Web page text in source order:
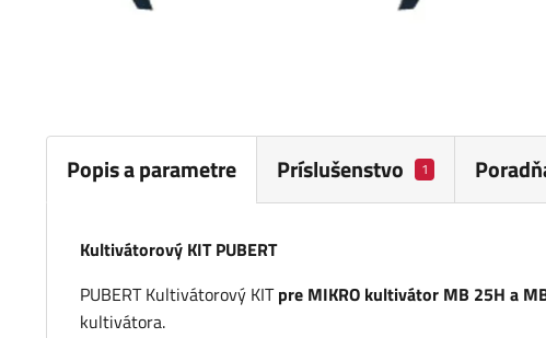
Popis a parametre Príslušenstvo 1
Kultivátorový KIT PUBERT
PUBERT Kultivátorový KITpre MIKRO kultivátor MB 25H a
kultivátora.